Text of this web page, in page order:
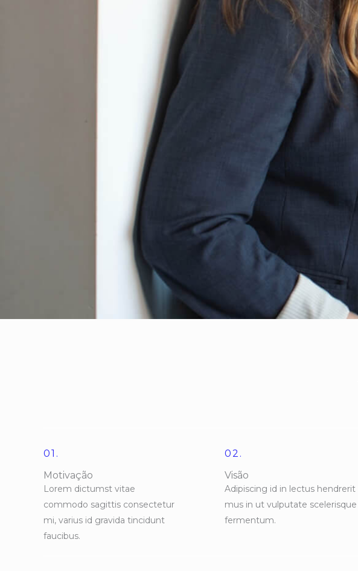
01.
Motivação
Lorem dictumst vitae
commodo sagittis consectetur
mi, varius id gravida tincidunt
faucibus.
02.
Visão
Adipiscing id in lectus hendrerit
mus in ut vulputate scelerisque
fermentum.